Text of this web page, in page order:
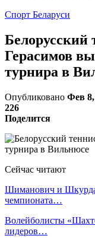
Спорт Беларуси
Белорусский
Герасимов
турнира в
Опубликовано Фев 8,
226
Поделится
Сейчас читают
Шиманович и
чемпионата…
Волейболисты
лидеров…